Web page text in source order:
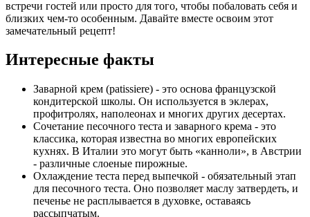
встречи гостей или просто для того, чтобы побаловать себя и
близких чем-то особенным. Давайте вместе освоим этот
замечательный рецепт!
Интересные факты
Заварной крем (patissiere) - это основа французской
кондитерской школы. Он используется в эклерах,
профитролях, наполеонах и многих других десертах.
Сочетание песочного теста и заварного крема - это
классика, которая известна во многих европейских
кухнях. В Италии это могут быть «канноли», в Австрии
- различные слоеные пирожные.
Охлаждение теста перед выпечкой - обязательный этап
для песочного теста. Оно позволяет маслу затвердеть, и
печенье не расплывается в духовке, оставаясь
рассыпчатым.